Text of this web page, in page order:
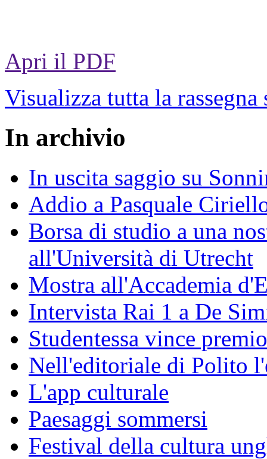
Apri il PDF
Visualizza tutta la rassegna
In archivio
In uscita saggio su
Addio a Pasquale
Borsa di studio a una
all'Università di Utrecht
Mostra all'Accademia
Intervista Rai 1 a De
Studentessa vince
Nell'editoriale di Polito
L'app culturale
Paesaggi sommersi
Festival della cultura